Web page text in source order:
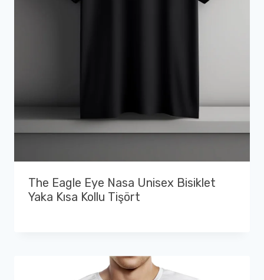
The Eagle Eye Nasa Unisex Bisiklet
Yaka Kısa Kollu Tişört